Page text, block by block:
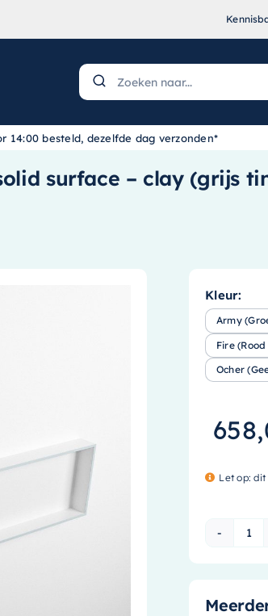
14:00 besteld, dezelfde dag verzonden*
solid surface – clay
Kleur:
Army
Fire
Ocher
Let op: